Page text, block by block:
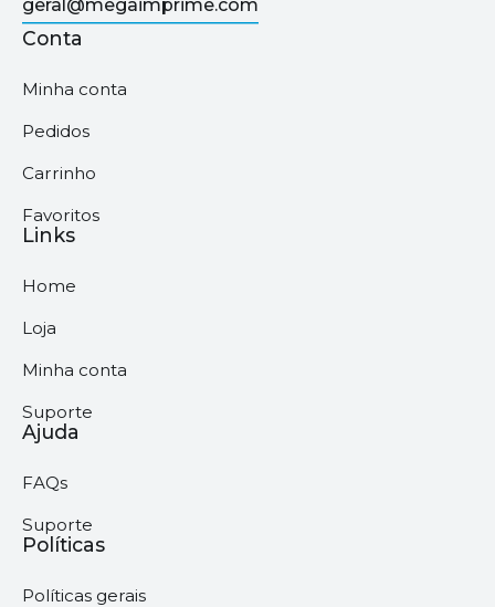
geral@megaimprime.com
Conta
Minha conta
Pedidos
Carrinho
Favoritos
Links
Home
Loja
Minha conta
Suporte
Ajuda
FAQs
Suporte
Políticas
Políticas gerais